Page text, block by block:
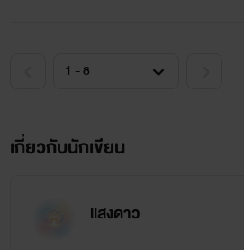
มิเกล อิเมอร์สัน
อายุ 31 ปี หญิงสาวชาวอิตาลีที่อ่อนห
เกี่ยวกับนักเขียน
llสงดาว